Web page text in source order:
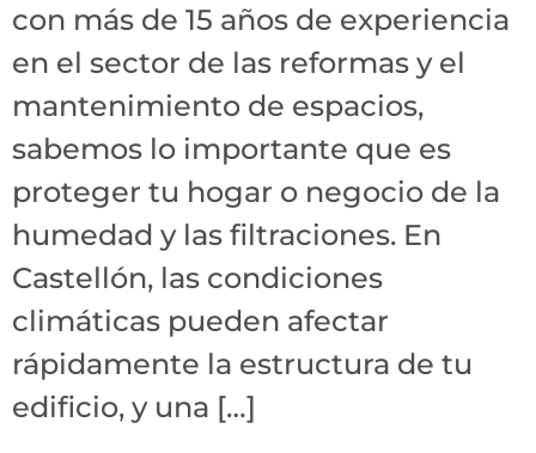
con más de 15 años de experiencia
en el sector de las reformas y el
mantenimiento de espacios,
sabemos lo importante que es
proteger tu hogar o negocio de la
humedad y las filtraciones. En
Castellón, las condiciones
climáticas pueden afectar
rápidamente la estructura de tu
edificio, y una […]